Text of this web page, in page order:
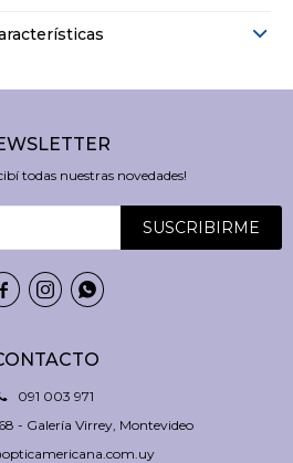
091 003 971
- Galería Virrey, Montevideo
todas nuestras novedades!
SUSCRIBIRME
  